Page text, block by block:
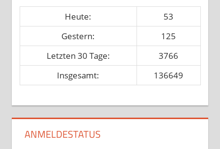
Heute:
53
Gestern:
125
Letzten 30 Tage:
3766
Insgesamt:
136649
ANMELDESTATUS